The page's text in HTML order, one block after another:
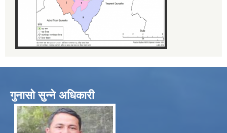
गुनासो सुन्ने अधिकारी